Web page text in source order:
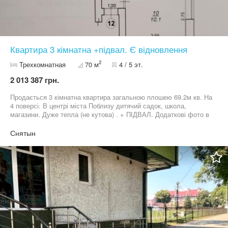
Квартира 3 кімнатна +підвал. Є відновлення
Трехкомнатная 70 м2 4 / 5 эт.
2 013 387 грн.
Продається 3 кімнатна квартира загальною плошею 69.2м кв. На
4 поверсі. В центрі міста Поблизу дитячий садок, школа,
магазини. Дуже тепла (не кутова) . + ПІДВАЛ. Додаткові фото в
Снятын